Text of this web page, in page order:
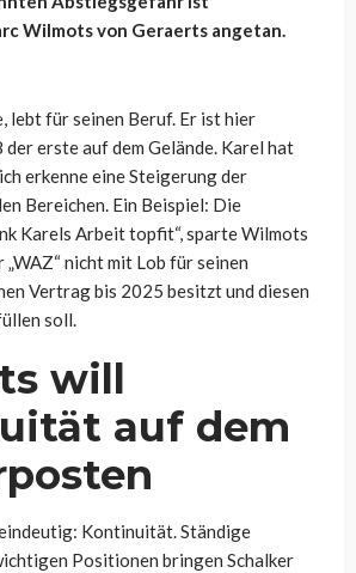
Wilmots von Geraerts angetan.
lebt für seinen Beruf. Er ist hier
der erste auf dem Gelände. Karel hat
erkenne eine Steigerung der
Bereichen. Ein Beispiel: Die
Karels Arbeit topfit“, sparte Wilmots
„WAZ“ nicht mit Lob für seinen
Vertrag bis 2025 besitzt und diesen
soll.
will
auf dem
Kontinuität. Ständige
Positionen bringen Schalker